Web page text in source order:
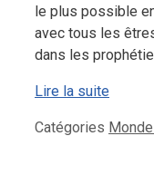
le plus possible
avec tous les
dans les
Lire la suite
Catégories